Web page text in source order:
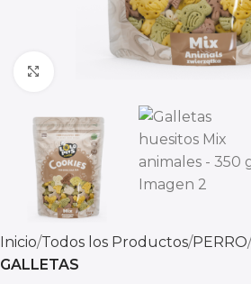
Inicio Todos los Productos PERRO
GALLETAS